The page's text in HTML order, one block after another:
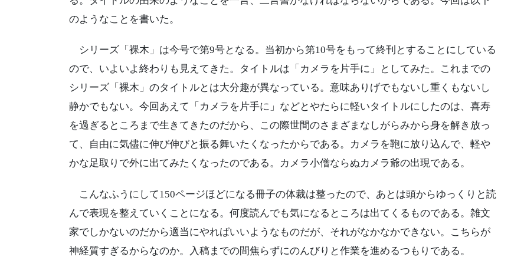
のようなことを書いた。
シリーズ「裸木」は今号で第9号となる。当初から第10号をもって終刊とすることにしている
ので、いよいよ終わりも見えてきた。タイトルは「カメラを片手に」としてみた。これまでの
シリーズ「裸木」のタイトルとは大分趣が異なっている。意味ありげでもないし重くもないし
静かでもない。今回あえて「カメラを片手に」などとやたらに軽いタイトルにしたのは、喜寿
を過ぎるところまで生きてきたのだから、この際世間のさまざまなしがらみから身を解き放っ
て、自由に気儘に伸び伸びと振る舞いたくなったからである。カメラを鞄に放り込んで、軽や
かな足取りで外に出てみたくなったのである。カメラ小僧ならぬカメラ爺の出現である。
こんなふうにして150ページほどになる冊子の体裁は整ったので、あとは頭からゆっくりと読
んで表現を整えていくことになる。何度読んでも気になるところは出てくるものである。雑文
家でしかないのだから適当にやればいいようなものだが、それがなかなかできない。こちらが
神経質すぎるからなのか。入稿までの間焦らずにのんびりと作業を進めるつもりである。